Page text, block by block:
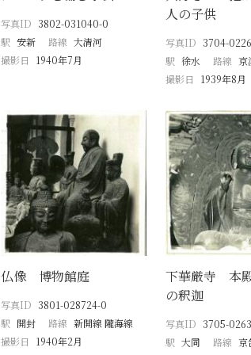
写真ID 3802-031040-0
駅 安新 路線 大清河
撮影日
1940年7月
人の子供
写真ID 3704-
駅 徐水 路線 京
撮影日
1939年8月
仏像 博物館庭
写真ID 3801-028724-0
駅 開封 路線 新開線 隴海線
撮影日
1940年2月
下華厳寺 本
の釈迦
写真ID 3705-
駅 大同 路線 京